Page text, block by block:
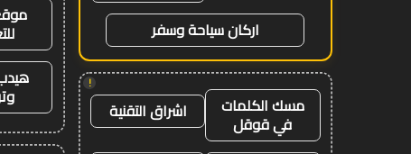
اركان سياحة وسفر
!
مسك الكلمات
في قوقل اشراق التقنية